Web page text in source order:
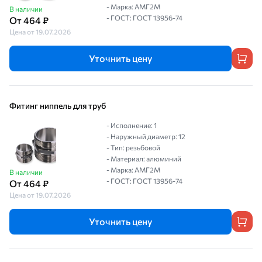
В наличии
От 464 ₽
Цена от 19.07.2026
- Марка: АМГ2М
- ГОСТ: ГОСТ 13956-74
Уточнить цену
Фитинг ниппель для труб
В наличии
От 464 ₽
Цена от 19.07.2026
- Исполнение: 1
- Наружный диаметр: 12
- Тип: резьбовой
- Материал: алюминий
- Марка: АМГ2М
- ГОСТ: ГОСТ 13956-74
Уточнить цену